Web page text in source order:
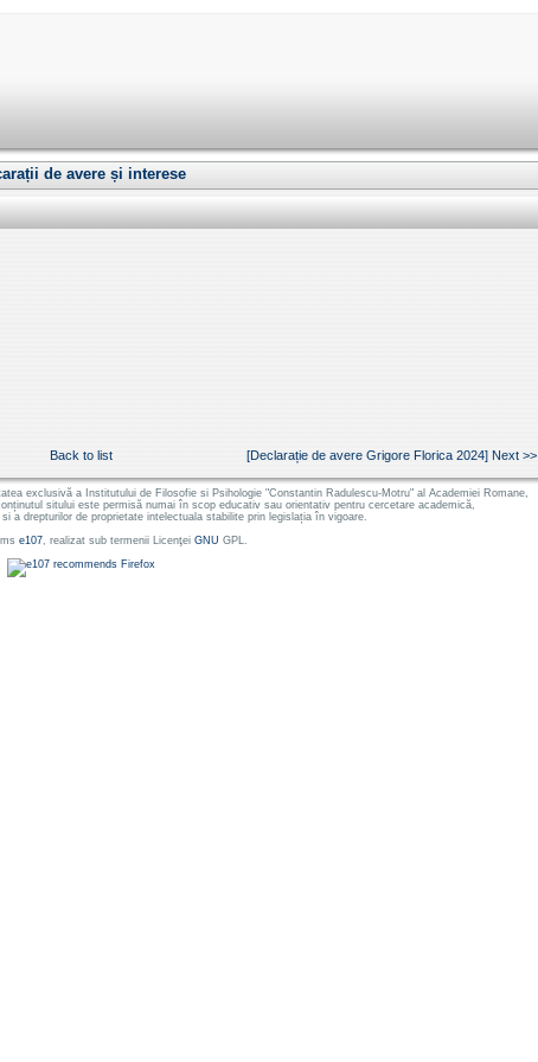
de avere și interese
Back to list [Declarație de avere Grigore Florica 2024] Next >>
exclusivă a Institutului de Filosofie si Psihologie "Constantin Radulescu-Motru" al Academiei Romane,
sitului este permisă numai în scop educativ sau orientativ pentru cercetare academică,
a drepturilor de proprietate intelectuala stabilite prin legislația în vigoare.
e107, realizat sub termenii Licenţei GNU GPL.